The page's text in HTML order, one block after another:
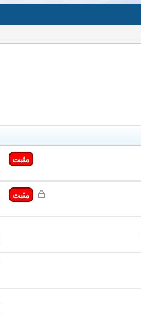
مثبت
م
ل
مثبت